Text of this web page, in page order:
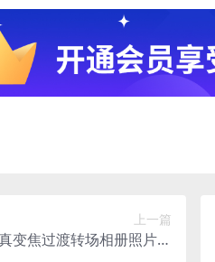
上一篇
变焦过渡转场相册照片模